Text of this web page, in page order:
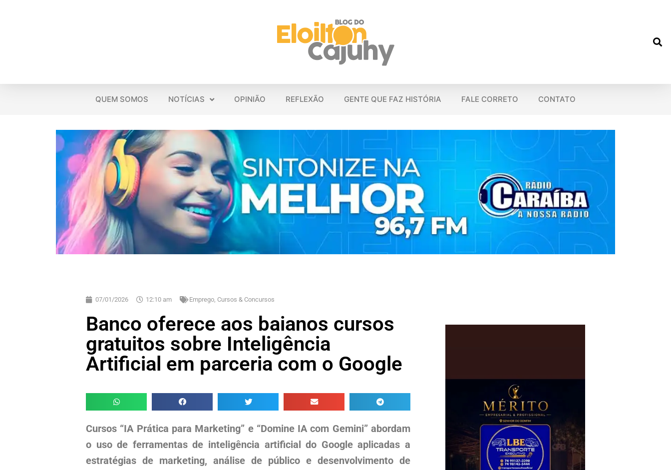
QUEM SOMOS NOTÍCIAS OPINIÃO REFLEXÃO GENTE QUE FAZ HISTÓRIA FALE CORRETO CONTATO
07/01/2026 12:10 am Emprego, Cursos & Concursos
Banco oferece aos baianos cursos
gratuitos sobre Inteligência
Artificial em parceria com o Google
Cursos “IA Prática para Marketing” e “Domine IA com Gemini” abordam
o uso de ferramentas de inteligência artificial do Google aplicadas a
estratégias de marketing, análise de público e desenvolvimento de